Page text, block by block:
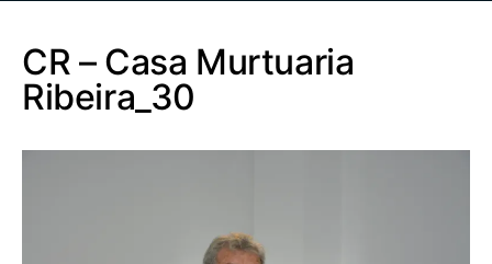
CR – Casa Murtuaria
Ribeira_30